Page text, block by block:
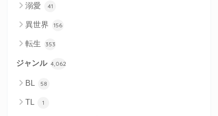
溺愛 41
異世界 156
転生 353
ジャンル 4,062
BL 58
TL 1